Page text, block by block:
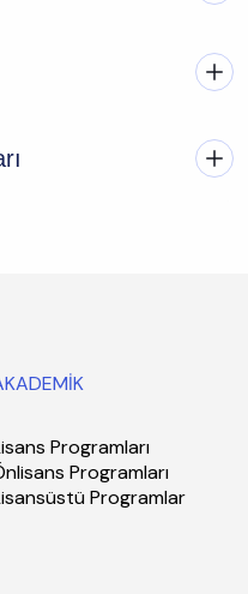
Programları
Programları
Programlar